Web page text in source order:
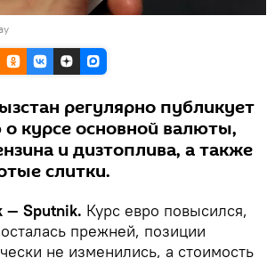
регулярно публикует
курсе основной валюты,
и дизтоплива, а также
слитки.
— Sputnik. Курс евро повысился,
прежней, позиции
не изменились, а стоимость